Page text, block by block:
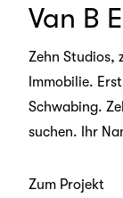
Van B
Zehn Studios,
Immobilie.
Schwabing.
suchen. Ihr
Zum Projekt